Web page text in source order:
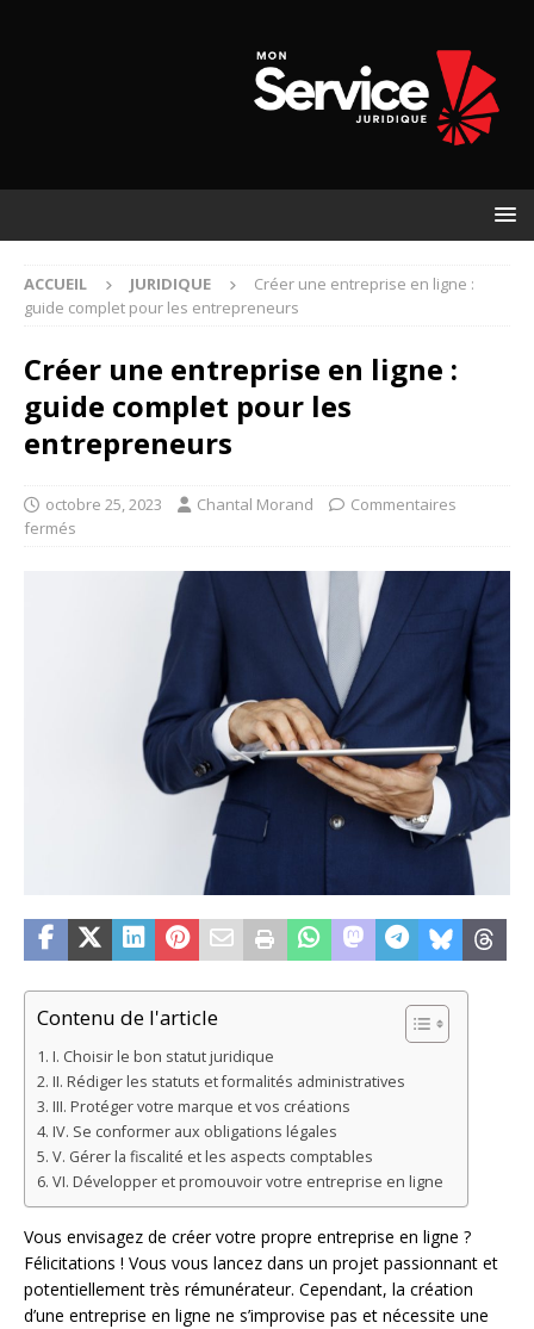
ACCUEIL JURIDIQUE
Créer une entreprise en ligne :
guide complet pour les entrepreneurs
Créer une entreprise en ligne :
guide complet pour les
entrepreneurs
octobre 25, 2023 Chantal Morand
Commentaires
fermés
Contenu de l'article
I. Choisir le bon statut juridique
II. Rédiger les statuts et formalités administratives
III. Protéger votre marque et vos créations
IV. Se conformer aux obligations légales
V. Gérer la fiscalité et les aspects comptables
VI. Développer et promouvoir votre entreprise en ligne
Vous envisagez de créer votre propre entreprise en ligne ?
Félicitations ! Vous vous lancez dans un projet passionnant et
potentiellement très rémunérateur. Cependant, la création
d’une entreprise en ligne ne s’improvise pas et nécessite une